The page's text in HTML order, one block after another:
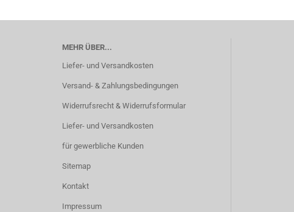
MEHR ÜBER...
Liefer- und Versandkosten
Versand- & Zahlungsbedingungen
Widerrufsrecht & Widerrufsformular
Liefer- und Versandkosten
für gewerbliche Kunden
Sitemap
Kontakt
Impressum